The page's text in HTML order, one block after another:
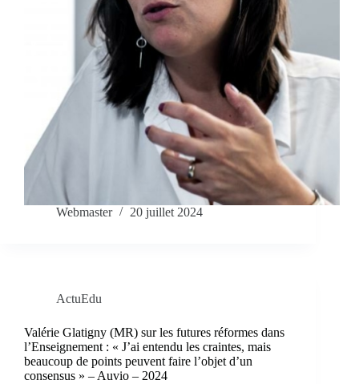
Webmaster 20 juillet 2024
ActuEdu
Valérie Glatigny (MR) sur les futures réformes dans
l’Enseignement : « J’ai entendu les craintes, mais
beaucoup de points peuvent faire l’objet d’un
consensus » – Auvio – 2024